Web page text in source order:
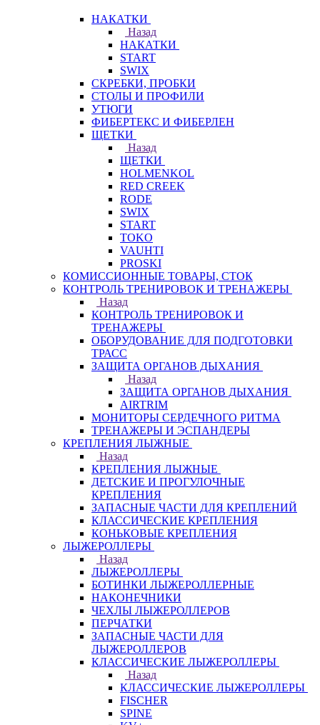
НАКАТКИ
Назад
НАКАТКИ
START
SWIX
СКРЕБКИ, ПРОБКИ
СТОЛЫ И ПРОФИЛИ
УТЮГИ
ФИБЕРТЕКС И ФИБЕРЛЕН
ЩЕТКИ
Назад
ЩЕТКИ
HOLMENKOL
RED CREEK
RODE
SWIX
START
TOKO
VAUHTI
PROSKI
КОМИССИОННЫЕ ТОВАРЫ, СТОК
КОНТРОЛЬ ТРЕНИРОВОК И ТРЕНАЖЕРЫ
Назад
КОНТРОЛЬ ТРЕНИРОВОК И
ТРЕНАЖЕРЫ
ОБОРУДОВАНИЕ ДЛЯ ПОДГОТОВКИ
ТРАСС
ЗАЩИТА ОРГАНОВ ДЫХАНИЯ
Назад
ЗАЩИТА ОРГАНОВ ДЫХАНИЯ
AIRTRIM
МОНИТОРЫ СЕРДЕЧНОГО РИТМА
ТРЕНАЖЕРЫ И ЭСПАНДЕРЫ
КРЕПЛЕНИЯ ЛЫЖНЫЕ
Назад
КРЕПЛЕНИЯ ЛЫЖНЫЕ
ДЕТСКИЕ И ПРОГУЛОЧНЫЕ
КРЕПЛЕНИЯ
ЗАПАСНЫЕ ЧАСТИ ДЛЯ КРЕПЛЕНИЙ
КЛАССИЧЕСКИЕ КРЕПЛЕНИЯ
КОНЬКОВЫЕ КРЕПЛЕНИЯ
ЛЫЖЕРОЛЛЕРЫ
Назад
ЛЫЖЕРОЛЛЕРЫ
БОТИНКИ ЛЫЖЕРОЛЛЕРНЫЕ
НАКОНЕЧНИКИ
ЧЕХЛЫ ЛЫЖЕРОЛЛЕРОВ
ПЕРЧАТКИ
ЗАПАСНЫЕ ЧАСТИ ДЛЯ
ЛЫЖЕРОЛЛЕРОВ
КЛАССИЧЕСКИЕ ЛЫЖЕРОЛЛЕРЫ
Назад
КЛАССИЧЕСКИЕ ЛЫЖЕРОЛЛЕРЫ
FISCHER
SPINE